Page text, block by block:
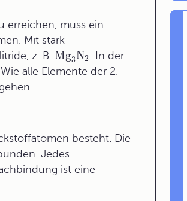
erreichen, muss ein
Mit stark
z. B. Mg3N2 . In der
alle Elemente der 2.
besteht. Die
Jedes
ist eine